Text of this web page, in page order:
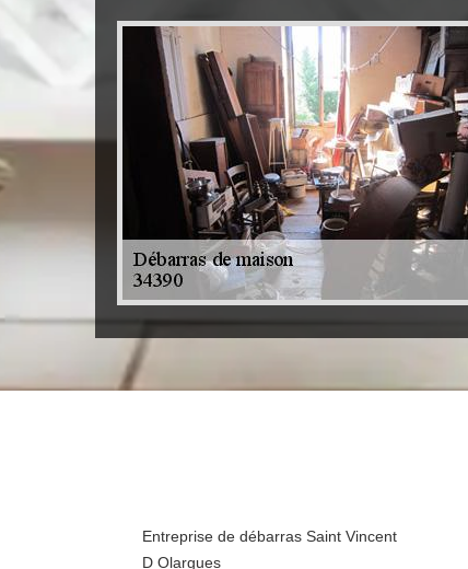
Entreprise de débarras Saint Vincent
D Olargues